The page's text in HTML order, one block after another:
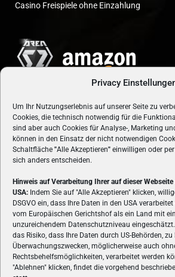
Privacy
Um Ihr Nutzungserlebnis auf unserer Seite zu
Cookies, die technisch notwendig für die
sind aber auch Cookies für Analyse-, Marketing
können in den Einsatz der nicht notwendigen
Schaltfläche "Alle Akzeptieren" einwilligen oder
sich anders entscheiden.
Hinweis auf Verarbeitung Ihrer auf dieser
USA: Indem Sie auf "Alle Akzeptieren" klicken,
DSGVO ein, dass Ihre Daten in den USA
vom Europäischen Gerichtshof als ein Land mit
unzureichendem Datenschutzniveau
das Risiko, dass Ihre Daten durch US-Behörden,
Überwachungszwecken, möglicherweise auch
Rechtsbehelfsmöglichkeiten, verarbeitet werden
"Ablehnen" klicken, findet die vorgehend
Casino Freispiele ohne Einzahlung
ÜBER UNS
VON GAMERN, FÜR GAMER! Gamers.at
Spielemagazin Österreichs und bringt
Reviews und Videos zu PC- und
Hardware und aus der Welt des